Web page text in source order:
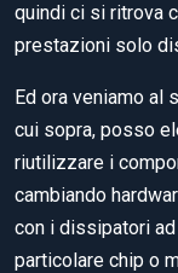
quindi ci si ritrova
prestazioni solo
Ed ora veniamo al
cui sopra, posso
riutilizzare i
cambiando
con i dissipatori
particolare chip o